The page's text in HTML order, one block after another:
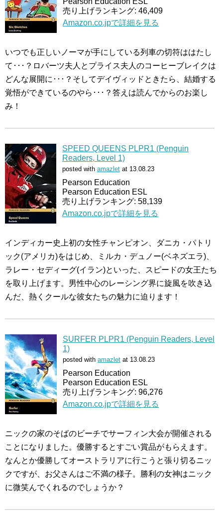
売り上げランキング: 46,409
Amazon.co.jpで詳細を見る
いつでも正しいノーマが手にしている列車の切符ははたし
て･･･？ロバーツ夫人とプライス夫人のコーヒーブレイクは
どんな展開に･･･？そしてデイヴィッドときたら、結婚する
覚悟ができているのやら･･･？答えは読んでからのお楽し
み！
SPEED QUEENS PLPR1 (Penguin
Readers, Level 1)
posted with amazlet at 13.08.23
Pearson Education
Pearson Education ESL
売り上げランキング: 58,139
Amazon.co.jpで詳細を見る
インディカー史上初の女性チャンピオン、ダニカ・パトリ
ック(アメリカ)をはじめ、ミルカ・デュノー(ベネズエラ)、
ラレー・セディーグ(イラン)といった、スピードの女王たち
を取り上げます。男性中心のレーシング界に旋風を吹き込
んだ、熱くクールな彼女たちの魅力に迫ります！
SURFER PLPR1 (Penguin Readers, Level
1)
posted with amazlet at 13.08.23
Pearson Education
Pearson Education ESL
売り上げランキング: 96,276
Amazon.co.jpで詳細を見る
ニックの家のそばのビーチでサーフィン大会が開催される
ことになりました。優勝するとすごい賞品がもらえます。
なんとか優勝してオーストラリアに行こうと張り切るニッ
クですが、お父さんはご不満の様子。勝利の女神はニック
に微笑んでくれるのでしょうか？